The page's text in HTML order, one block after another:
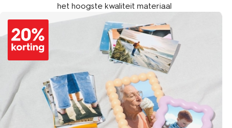
het hoogste kwaliteit materiaal